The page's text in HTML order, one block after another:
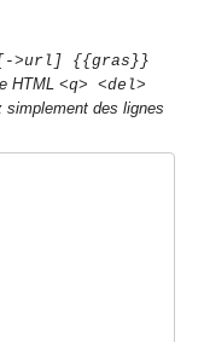
>url] {{gras}}
HTML<q> <del>
simplement des lignes